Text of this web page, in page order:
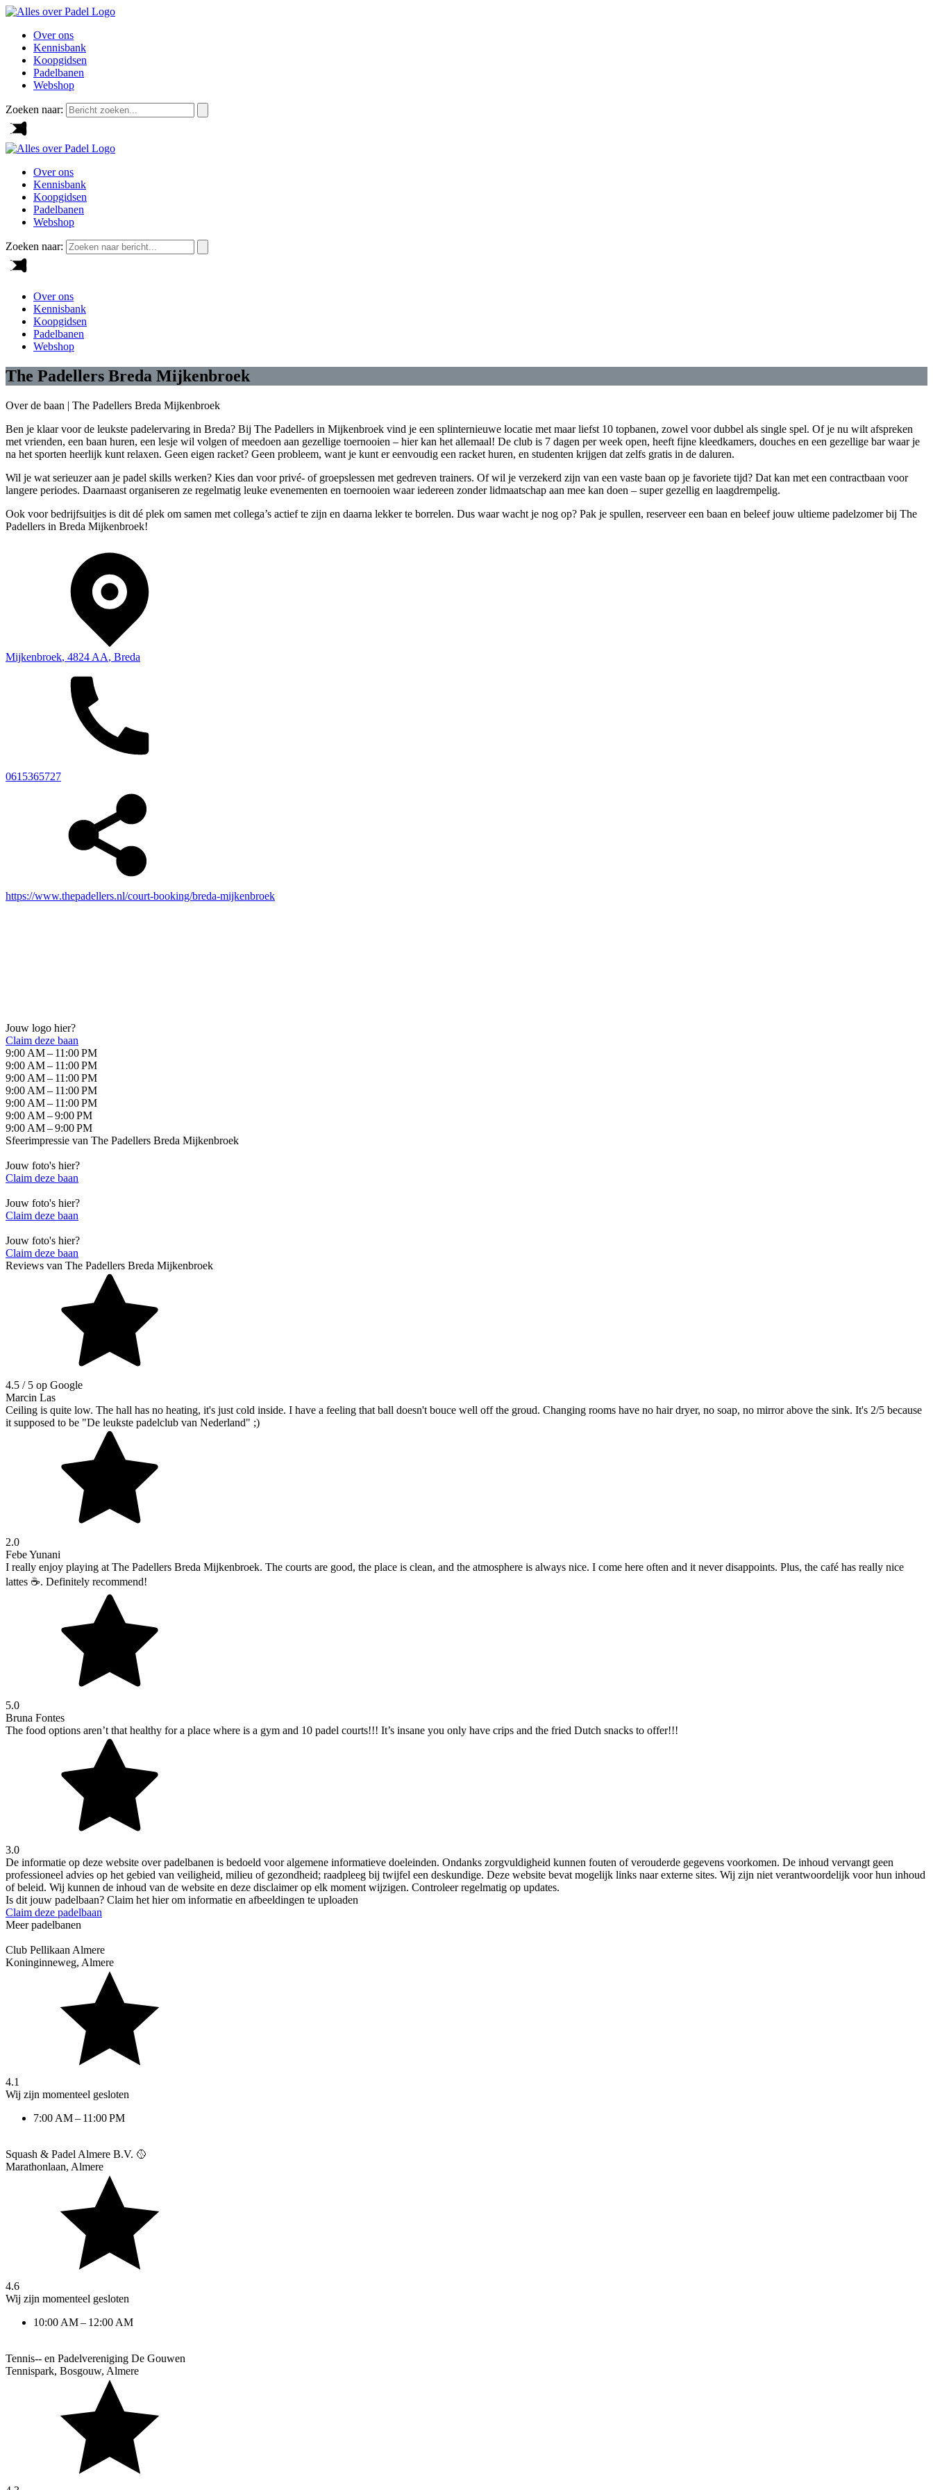
Over ons
Kennisbank
Koopgidsen
Padelbanen
Webshop
Zoeken naar:
Over ons
Kennisbank
Koopgidsen
Padelbanen
Webshop
Zoeken naar:
Over ons
Kennisbank
Koopgidsen
Padelbanen
Webshop
The Padellers Breda Mijkenbroek
Over de baan | The Padellers Breda Mijkenbroek
Ben je klaar voor de leukste padelervaring in Breda? Bij The Padellers in Mijkenbroek vind je een splinternieuwe locatie met maar liefst 10 topbanen, zowel voor dubbel als single spel. Of je nu wilt afspreken
met vrienden, een baan huren, een lesje wil volgen of meedoen aan gezellige toernooien – hier kan het allemaal! De club is 7 dagen per week open, heeft fijne kleedkamers, douches en een gezellige bar waar je
na het sporten heerlijk kunt relaxen. Geen eigen racket? Geen probleem, want je kunt er eenvoudig een racket huren, en studenten krijgen dat zelfs gratis in de daluren.
Wil je wat serieuzer aan je padel skills werken? Kies dan voor privé- of groepslessen met gedreven trainers. Of wil je verzekerd zijn van een vaste baan op je favoriete tijd? Dat kan met een contractbaan voor
langere periodes. Daarnaast organiseren ze regelmatig leuke evenementen en toernooien waar iedereen zonder lidmaatschap aan mee kan doen – super gezellig en laagdrempelig.
Ook voor bedrijfsuitjes is dit dé plek om samen met collega’s actief te zijn en daarna lekker te borrelen. Dus waar wacht je nog op? Pak je spullen, reserveer een baan en beleef jouw ultieme padelzomer bij The
Padellers in Breda Mijkenbroek!
Mijkenbroek, 4824 AA, Breda
0615365727
https://www.thepadellers.nl/court-booking/breda-mijkenbroek
Jouw logo hier?
Claim deze baan
9:00 AM – 11:00 PM
9:00 AM – 11:00 PM
9:00 AM – 11:00 PM
9:00 AM – 11:00 PM
9:00 AM – 11:00 PM
9:00 AM – 9:00 PM
9:00 AM – 9:00 PM
Sfeerimpressie van The Padellers Breda Mijkenbroek
Jouw foto's hier?
Claim deze baan
Jouw foto's hier?
Claim deze baan
Jouw foto's hier?
Claim deze baan
Reviews van The Padellers Breda Mijkenbroek
4.5 / 5 op Google
Marcin Las
Ceiling is quite low. The hall has no heating, it's just cold inside. I have a feeling that ball doesn't bouce well off the groud. Changing rooms have no hair dryer, no soap, no mirror above the sink. It's 2/5 because
it supposed to be "De leukste padelclub van Nederland" ;)
2.0
Febe Yunani
I really enjoy playing at The Padellers Breda Mijkenbroek. The courts are good, the place is clean, and the atmosphere is always nice. I come here often and it never disappoints. Plus, the café has really nice
lattes ☕️. Definitely recommend!
5.0
Bruna Fontes
The food options aren’t that healthy for a place where is a gym and 10 padel courts!!! It’s insane you only have crips and the fried Dutch snacks to offer!!!
3.0
De informatie op deze website over padelbanen is bedoeld voor algemene informatieve doeleinden. Ondanks zorgvuldigheid kunnen fouten of verouderde gegevens voorkomen. De inhoud vervangt geen
professioneel advies op het gebied van veiligheid, milieu of gezondheid; raadpleeg bij twijfel een deskundige. Deze website bevat mogelijk links naar externe sites. Wij zijn niet verantwoordelijk voor hun inhoud
of beleid. Wij kunnen de inhoud van de website en deze disclaimer op elk moment wijzigen. Controleer regelmatig op updates.
Is dit jouw padelbaan? Claim het hier om informatie en afbeeldingen te uploaden
Claim deze padelbaan
Meer padelbanen
Club Pellikaan Almere
Koninginneweg, Almere
4.1
Wij zijn momenteel gesloten
7:00 AM – 11:00 PM
Squash & Padel Almere B.V. 🥎
Marathonlaan, Almere
4.6
Wij zijn momenteel gesloten
10:00 AM – 12:00 AM
Tennis-- en Padelvereniging De Gouwen
Tennispark, Bosgouw, Almere